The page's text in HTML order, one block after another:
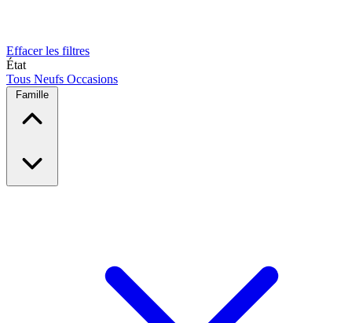
Effacer les filtres
État
Tous Neufs Occasions
Famille